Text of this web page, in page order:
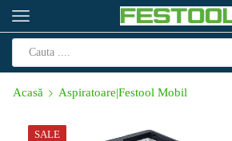
Acasă Aspiratoare|Festool Mobil
SALE